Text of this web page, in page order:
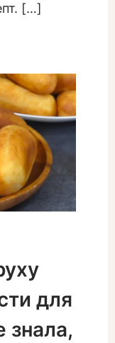
[…]
для
знала,